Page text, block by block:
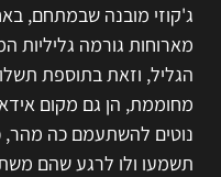
ג'קוזי מובנה שבמתחם,
מארוחות גורמה
הגליל, וזאת בתוספת
מחוממת, הן גם מקום
נוטים להשתעמם כה מהר,
תשמעו ולו לרגע שהם